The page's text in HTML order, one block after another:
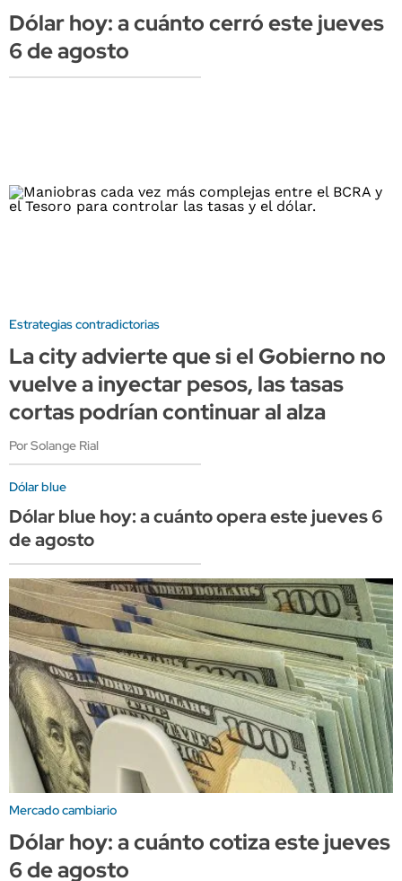
Dólar hoy: a cuánto cerró este jueves
6 de agosto
Estrategias contradictorias
La city advierte que si el Gobierno no
vuelve a inyectar pesos, las tasas
cortas podrían continuar al alza
Por Solange Rial
Dólar blue
Dólar blue hoy: a cuánto opera este jueves 6
de agosto
Mercado cambiario
Dólar hoy: a cuánto cotiza este jueves
6 de agosto